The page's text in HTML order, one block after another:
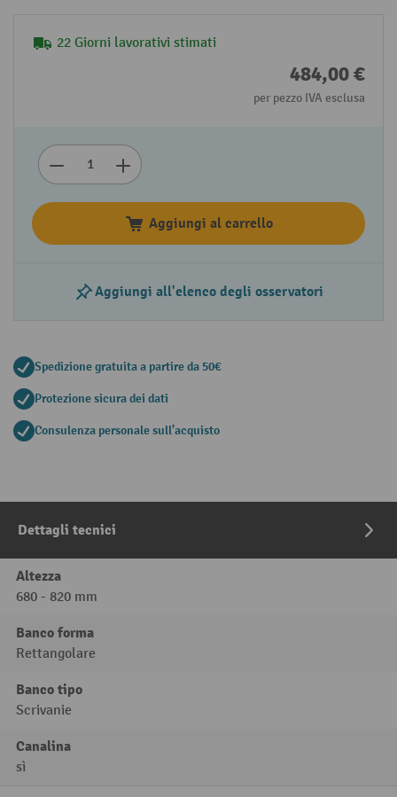
22 Giorni lavorativi stimati
484,00 €
per pezzo IVA esclusa
Aggiungi al carrello
Aggiungi all'elenco degli osservatori
Spedizione gratuita a partire da 50€
Protezione sicura dei dati
Consulenza personale sull'acquisto
Dettagli tecnici
Altezza
680 - 820 mm
Banco forma
Rettangolare
Banco tipo
Scrivanie
Canalina
sì